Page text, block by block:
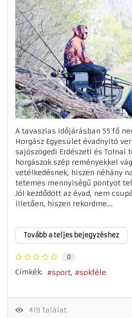
A tavaszias időjárásban 55 fő
Horgász Egyesület évadnyitó
sajószögedi Erdészeti és Tolnai
horgászok szép reményekkel
vetélkedésnek, hiszen néhány
tetemes mennyiségű pontyot
Jól kezdődött az évad, nem
illetően, hiszen rekordme...
Tovább a teljes bejegyzéshez
0
Címkék: sport sokféle
419 Találat